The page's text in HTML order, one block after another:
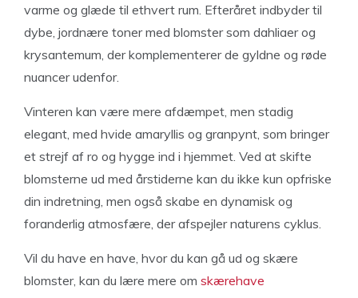
varme og glæde til ethvert rum. Efteråret indbyder til
dybe, jordnære toner med blomster som dahliaer og
krysantemum, der komplementerer de gyldne og røde
nuancer udenfor.
Vinteren kan være mere afdæmpet, men stadig
elegant, med hvide amaryllis og granpynt, som bringer
et strejf af ro og hygge ind i hjemmet. Ved at skifte
blomsterne ud med årstiderne kan du ikke kun opfriske
din indretning, men også skabe en dynamisk og
foranderlig atmosfære, der afspejler naturens cyklus.
Vil du have en have, hvor du kan gå ud og skære
blomster, kan du lære mere om skærehave